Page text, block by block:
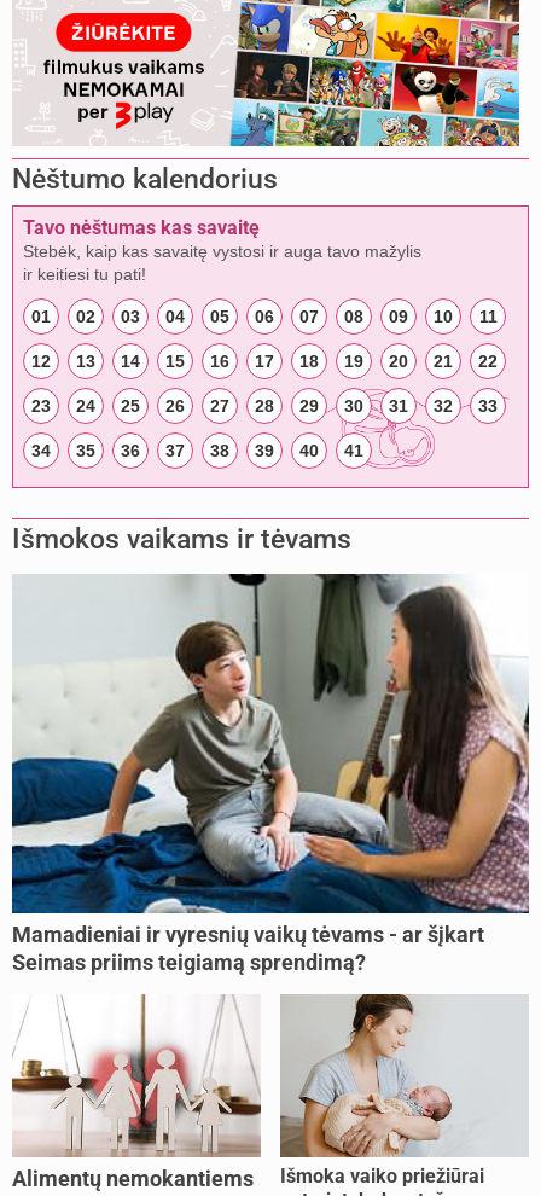
Nėštumo kalendorius
Tavo nėštumas kas savaitę
Stebėk, kaip kas savaitę vystosi ir auga tavo mažylis
ir keitiesi tu pati!
01 02 03 04 05 06 07 08 09 10 11
12 13 14 15 16 17 18 19 20 21 22
23 24 25 26 27 28 29 30 31 32 33
34 35 36 37 38 39 40 41
Išmokos vaikams ir tėvams
Mamadieniai ir vyresnių vaikų tėvams - ar šįkart
Seimas priims teigiamą sprendimą?
Alimentų nemokantiems
Išmoka vaiko priežiūrai